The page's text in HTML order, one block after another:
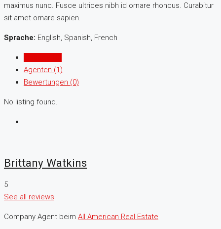
maximus nunc. Fusce ultrices nibh id ornare rhoncus. Curabitur
sit amet ornare sapien.
Sprache: English, Spanish, French
Agenten (1)
Bewertungen (0)
No listing found.
Brittany Watkins
5
See all reviews
Company Agent beim All American Real Estate